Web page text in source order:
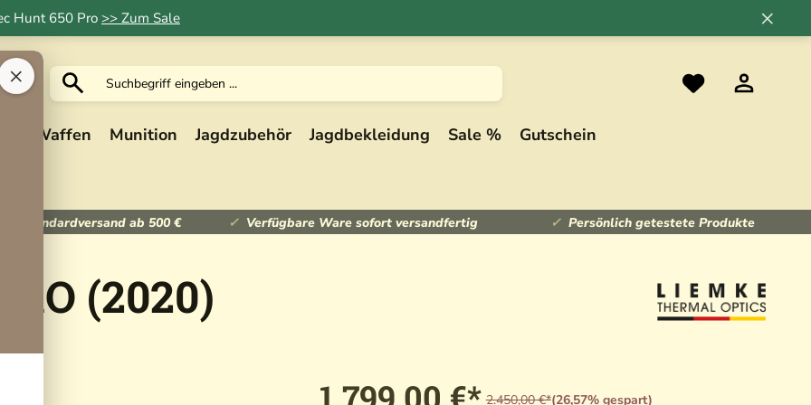
Hunt 650 Pro >> Zum Sale
×
×
Waffen Munition Jagdzubehör Jagdbekleidung Sale % Gutschein
Standardversand ab 500 € Verfügbare Ware sofort versandfertig Persönlich getestete Produkte
(2020)
2.450,00 €*(26,57% gespart)